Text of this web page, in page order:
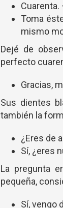
Cuarenta.
Toma
mismo
Dejé de
perfecto
Gracias,
Sus dientes
también la
¿Eres de
Sí, ¿eres
La pregunta
pequeña,
Sí, vengo